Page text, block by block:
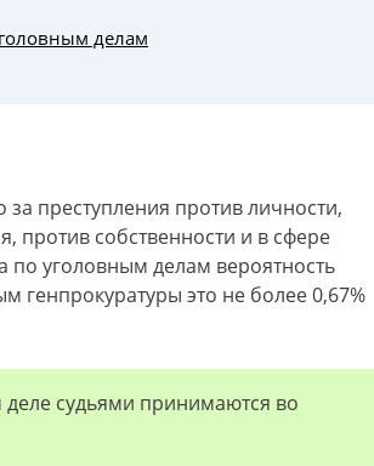
делам
преступления против личности,
против собственности и в сфере
по уголовным делам вероятность
генпрокуратуры это не более 0,67%
судьями принимаются во